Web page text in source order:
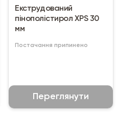
Екструдований
пінополістирол XPS 30
мм
Постачання припинено
Переглянути